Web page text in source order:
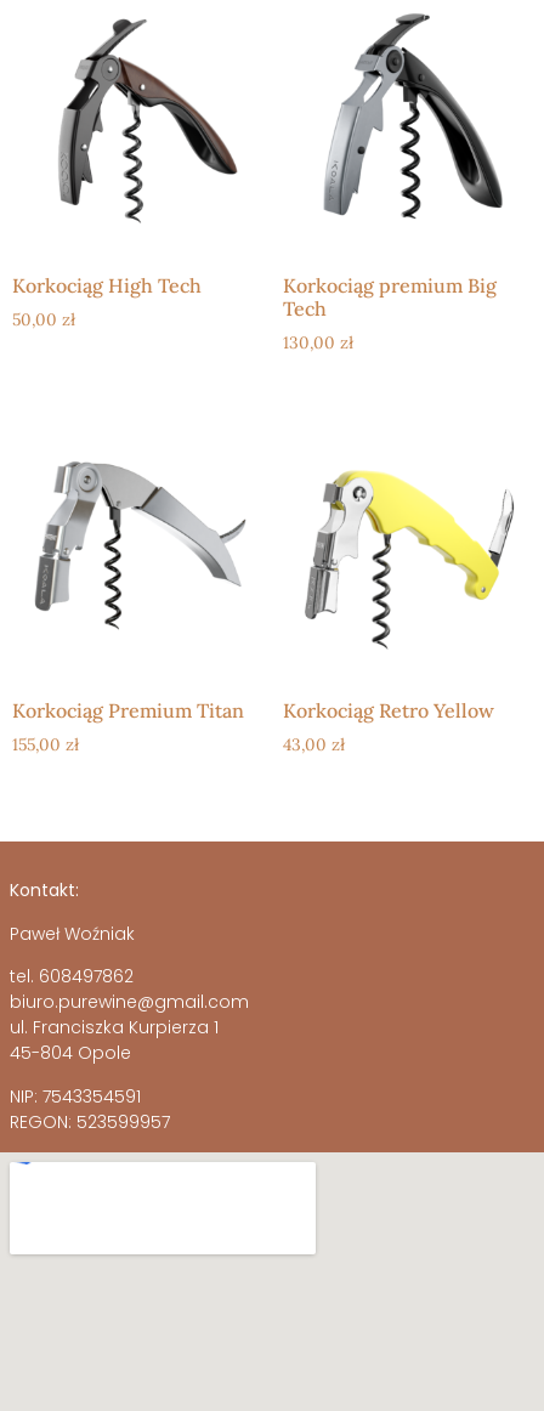
Korkociąg High Tech
50,00 zł
Korkociąg premium Big
Tech
130,00 zł
Korkociąg Premium Titan
155,00 zł
Korkociąg Retro Yellow
43,00 zł
Kontakt:
Paweł Woźniak
tel. 608497862
biuro.purewine@gmail.com
ul. Franciszka Kurpierza 1
45-804 Opole
NIP: 7543354591
REGON: 523599957